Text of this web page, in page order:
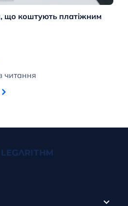
що коштують платіжним
читання